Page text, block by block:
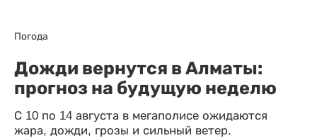
Погода
Дожди вернутся в Алматы:
прогноз на будущую неделю
С 10 по 14 августа в мегаполисе ожидаются
жара, дожди, грозы и сильный ветер.